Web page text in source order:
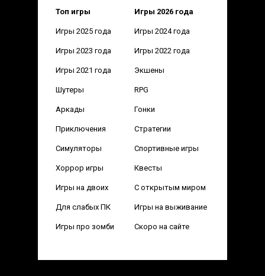
Топ игры Игры 2026 года
Игры 2025 года Игры 2024 года
Игры 2023 года Игры 2022 года
Игры 2021 года Экшены
Шутеры RPG
Аркады Гонки
Приключения Стратегии
Симуляторы Спортивные игры
Хоррор игры Квесты
Игры на двоих С открытым миром
Для слабых ПК Игры на выживание
Игры про зомби Скоро на сайте